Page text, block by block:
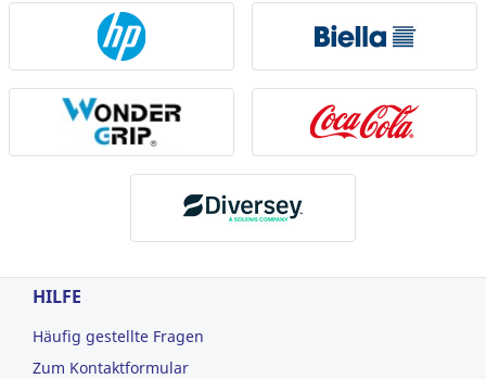
HILFE
Häufig gestellte Fragen
Zum Kontaktformular